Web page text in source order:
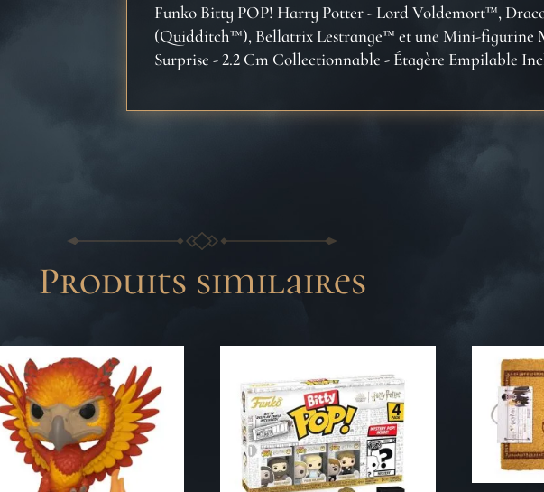
Funko Bitty POP! Harry Potter - Lord Voldemort™,
(Quidditch™), Bellatrix Lestrange™ et une Mini-figurine
Surprise - 2.2 Cm Collectionnable - Étagère Empilable
Produits similaires